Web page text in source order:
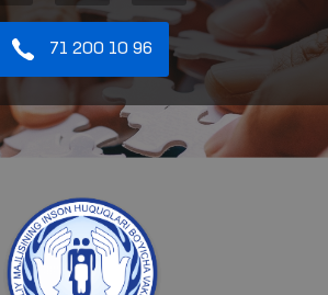
71 200 10 96